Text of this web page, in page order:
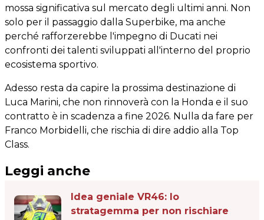
mossa significativa sul mercato degli ultimi anni. Non
solo per il passaggio dalla Superbike, ma anche
perché rafforzerebbe l'impegno di Ducati nei
confronti dei talenti sviluppati all'interno del proprio
ecosistema sportivo.
Adesso resta da capire la prossima destinazione di
Luca Marini, che non rinnoverà con la Honda e il suo
contratto è in scadenza a fine 2026. Nulla da fare per
Franco Morbidelli, che rischia di dire addio alla Top
Class.
Leggi anche
Idea geniale VR46: lo
stratagemma per non rischiare